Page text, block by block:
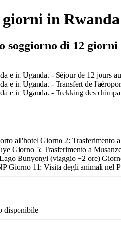
in
soggiorno di 12 giorni
all'hotel Giorno 2:
Giorno 5: Trasferimento a
Bunyonyi (viaggio +2 ore)
Giorno 11: Visita degli animali nel
disponibile